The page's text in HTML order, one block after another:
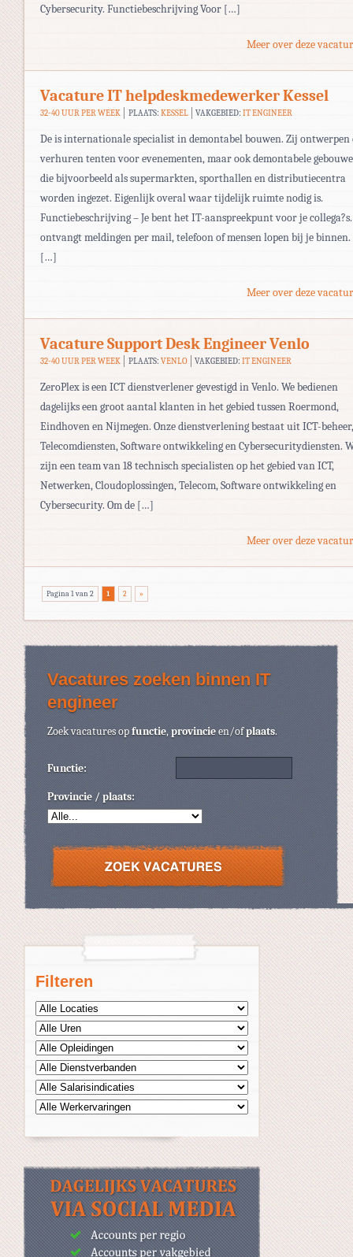
Filteren
Cybersecurity. Functiebeschrijving Voor […]
Meer over deze
Vacature IT helpdeskmedewerker Kessel
32-40 UUR PER WEEK PLAATS: KESSEL VAKGEBIED:IT ENGINEER
De is internationale specialist in demontabel bouwen. Zij ontwerpen
verhuren tenten voor evenementen, maar ook demontabele
die bijvoorbeeld als supermarkten, sporthallen en distributiecentra
worden ingezet. Eigenlijk overal waar tijdelijk ruimte nodig is.
Functiebeschrijving – Je bent het IT-aanspreekpunt voor je collega?s.
ontvangt meldingen per mail, telefoon of mensen lopen bij je binnen.
[…]
Meer over deze
Vacature Support Desk Engineer Venlo
32-40 UUR PER WEEK PLAATS: VENLO VAKGEBIED:IT ENGINEER
ZeroPlex is een ICT dienstverlener gevestigd in Venlo. We bedienen
dagelijks een groot aantal klanten in het gebied tussen Roermond,
Eindhoven en Nijmegen. Onze dienstverlening bestaat uit ICT-beheer,
Telecomdiensten, Software ontwikkeling en Cybersecuritydiensten.
zijn een team van 18 technisch specialisten op het gebied van ICT,
Netwerken, Cloudoplossingen, Telecom, Software ontwikkeling en
Cybersecurity. Om de […]
Meer over deze
Pagina 1 van 2 1 2 »
Vacatures zoeken binnen IT
engineer
Zoek vacatures opfunctie,provincieen/ofplaats.
Functie:
Provincie / plaats: